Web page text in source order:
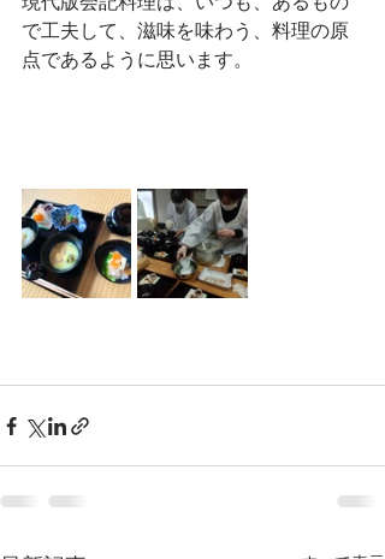
で工夫して、滋味を味わう、料理の原
点であるように思います。